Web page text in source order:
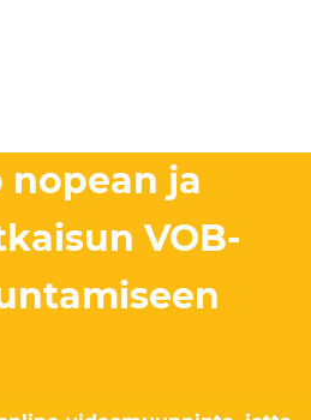
ja
VOB-